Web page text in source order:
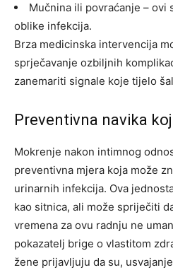
Mučnina ili povraćanje – ovi
oblike infekcija.
Brza medicinska intervencija
sprječavanje ozbiljnih
zanemariti signale koje tijelo
Preventivna navika
Mokrenje nakon intimnog
preventivna mjera koja može
urinarnih infekcija. Ova
kao sitnica, ali može spriječiti
vremena za ovu radnju ne
pokazatelj brige o vlastitom
žene prijavljuju da su,